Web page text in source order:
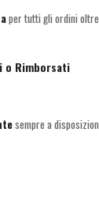
per tutti gli ordini oltre
o Rimborsati
sempre a